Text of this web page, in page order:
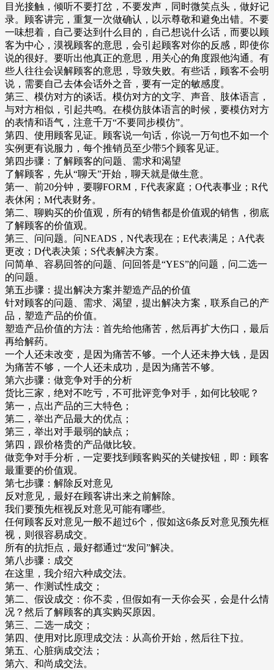
目光接触，倾听不要打岔，不要发声，同时微笑点头，做好记
录。顾客讲完，重复一次做确认，以示尊敬和避免出错。不要
一味想着，自己要达到什么目的，自己想说什么话，而要以顾
客为中心，漠视顾客的意思，会引起顾客对你的反感，即使你
说的很好。要听出他真正的意思，用关心的角度跟他沟通。有
些人往往会误解顾客的意思，导致失败。有些话，顾客不会明
说，需要自己去体会话外之音，要有一定的敏感度。
第三、模仿对方的谈话。模仿对方的文字、声音、肢体语言，
与对方相似，引起共鸣。在模仿肢体语言的时候，要模仿对方
的表情和语气，注意千万“不要同步模仿”。
第四、使用顾客见证。顾客说一句话，你说一万句也不如一个
实例更有说服力，每个推销员至少带5个顾客见证。
第四步骤：了解顾客的问题、需求和渴望
了解顾客，先从“聊天”开始，聊天就是做生意。
第一、前20分钟，要聊FORM，F代表家庭；O代表事业；R代
表休闲；M代表财务。
第二、聊购买的价值观，所有的销售都是价值观的销售，彻底
了解顾客的价值观。
第三、问问题。问NEADS，N代表现在；E代表满足；A代表
更改；D代表决策；S代表解决方案。
问简单、容易回答的问题、问回答是“YES”的问题，问二选一
的问题。
第五步骤：提出解决方案并塑造产品的价值
针对顾客的问题、需求、渴望，提出解决方案，联系自己的产
品，塑造产品的价值。
塑造产品价值的方法：首先给他痛苦，然后再扩大伤口，最后
再给解药。
一个人还未改变，是因为痛苦不够。一个人还未挣大钱，是因
为痛苦不够，一个人还未成功，是因为痛苦不够。
第六步骤：做竞争对手的分析
货比三家，绝对不吃亏，不可批评竞争对手，如何比较呢？
第一，点出产品的三大特色；
第二，举出产品最大的优点；
第三，举出对手最弱的缺点；
第四，跟价格贵的产品做比较。
做竞争对手分析，一定要找到顾客购买的关键按钮，即：顾客
最重要的价值观。
第七步骤：解除反对意见
反对意见，最好在顾客讲出来之前解除。
我们要预先框视反对意见可能有哪些。
任何顾客反对意见一般不超过6个，假如这6条反对意见预先框
视，则很容易成交。
所有的抗拒点，最好都通过“发问”解决。
第八步骤：成交
在这里，我介绍六种成交法。
第一、作测试性成交；
第二、假设成交：你不卖，但假如有一天你会买，会是什么情
况？然后了解顾客的真实购买原因。
第三、二选一成交；
第四、使用对比原理成交法：从高价开始，然后往下拉。
第五、心脏病成交法；
第六、和尚成交法。